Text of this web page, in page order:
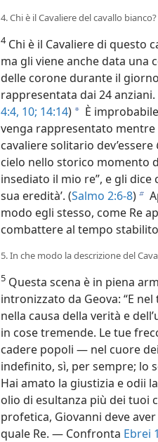
4. Chi è il Cavaliere del cavallo
4Chi è il Cavaliere di questo
ma gli viene anche data una
delle corone durante il
rappresentata dai 24 anziani.
4:4, 10; 14:14) a È
venga rappresentato
cavaliere solitario dev’essere
cielo nello storico momento
insediato il mio re”, e gli dice
sua eredità’. (Salmo 2:6-8)b
modo egli stesso, come Re
combattere al tempo
5. In che modo la descrizione del
5 Questa scena è in piena
intronizzato da Geova: “E
nella causa della verità e
in cose tremende. Le tue
cadere popoli — nel cuore
indefinito, sì, per sempre; lo
Hai amato la giustizia e odii
olio di esultanza più dei tuoi
profetica, Giovanni deve
quale Re. — Confronta Ebrei